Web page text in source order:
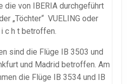
die von IBERIA durchgeführt
„Töchter“ VUELING oder
c h t betroffen.
sind die Flüge IB 3503 und
und Madrid betroffen. Am
die Flüge IB 3534 und IB